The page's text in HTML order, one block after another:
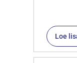
Loe